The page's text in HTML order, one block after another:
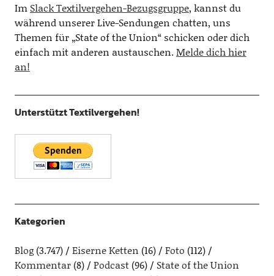
Im Slack Textilvergehen-Bezugsgruppe, kannst du
während unserer Live-Sendungen chatten, uns
Themen für „State of the Union“ schicken oder dich
einfach mit anderen austauschen.Melde dich hier
an!
Unterstützt Textilvergehen!
Kategorien
Blog(3.747) Eiserne Ketten (16) Foto (112)
Kommentar(8) Podcast(96)
State of the Union